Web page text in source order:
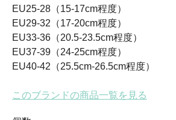
EU25-28（15-17cm程度）
EU29-32（17-20cm程度）
EU33-36（20.5-23.5cm程度）
EU37-39（24-25cm程度）
EU40-42（25.5cm-26.5cm程度）
このブランドの商品一覧を見る